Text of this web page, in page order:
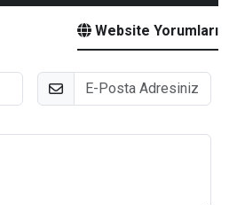
Website Yorumları
E-Posta